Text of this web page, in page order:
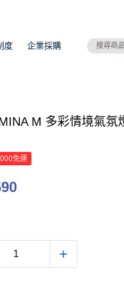
度 企業採購
M 多彩情境氣氛
免運